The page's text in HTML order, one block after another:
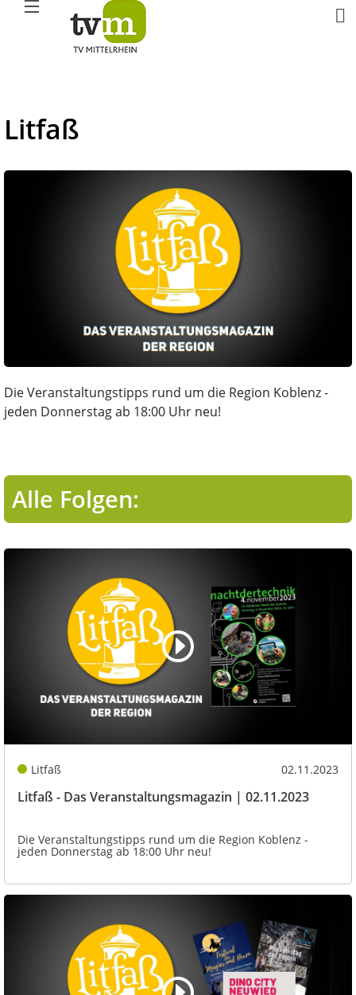
Litfaß
Die Veranstaltungstipps rund um die Region Koblenz -
jeden Donnerstag ab 18:00 Uhr neu!
Alle Folgen:
Litfaß 02.11.2023
Litfaß - Das Veranstaltungsmagazin | 02.11.2023
Die Veranstaltungstipps rund um die Region Koblenz -
jeden Donnerstag ab 18:00 Uhr neu!